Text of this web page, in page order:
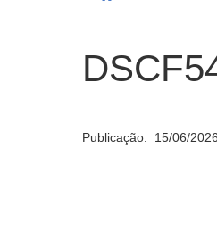
Publicação: 15/06/